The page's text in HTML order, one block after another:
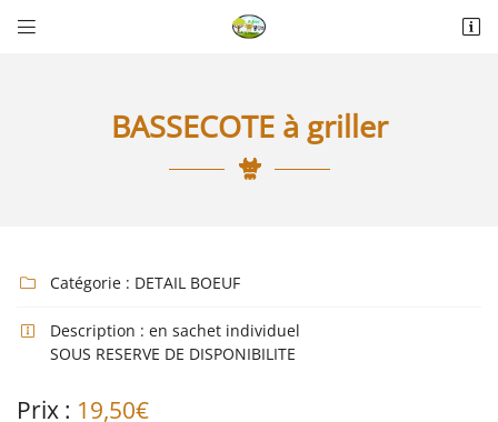
 
La Thérèsière
 Adresse email de réception
 Recopier le code ci-contre
BASSECOTE à griller
 Catégorie : DETAIL BOEUF
 Description : en sachet individuel
SOUS RESERVE DE DISPONIBILITE
Prix : 19,50€